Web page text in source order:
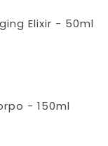
Elixir - 50ml
- 150ml